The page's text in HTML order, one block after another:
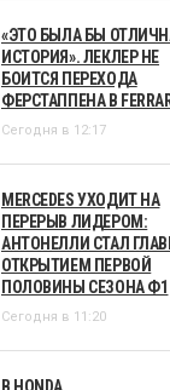
«ЭТО БЫЛА БЫ
ИСТОРИЯ». ЛЕКЛЕР НЕ
БОИТСЯ ПЕРЕХОДА
ФЕРСТАППЕНА В
Сегодня в 12:17
MERCEDES УХОДИТ НА
ПЕРЕРЫВ ЛИДЕРОМ:
АНТОНЕЛЛИ СТАЛ
ОТКРЫТИЕМ ПЕРВОЙ
ПОЛОВИНЫ СЕЗОНА Ф1
Сегодня в 11:20